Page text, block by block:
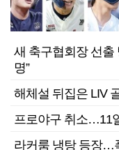
새 축구협회장 선
명”
해체설 뒤집은 LIV
프로야구 취소…11
라커룸 냉탕 등장…